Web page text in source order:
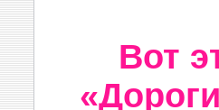
Вот